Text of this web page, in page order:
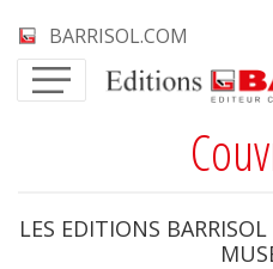
BARRISOL.COM
LES EDITIONS